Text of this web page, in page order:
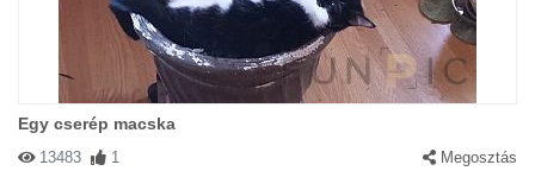
Egy cserép macska
13483 1 Megosztás